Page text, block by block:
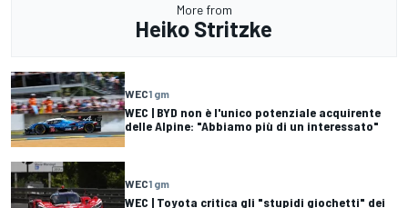
More from
Heiko Stritzke
WEC1 gm
WEC | BYD non è l'unico potenziale acquirente
delle Alpine: "Abbiamo più di un interessato"
WEC1 gm
WEC | Toyota critica gli "stupidi giochetti" dei